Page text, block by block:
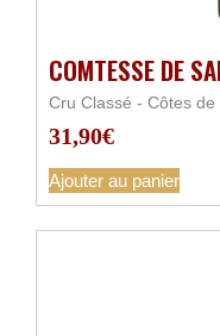
COMTESSE DE
Cru Classé - Côtes
31,90€
Ajouter au panier